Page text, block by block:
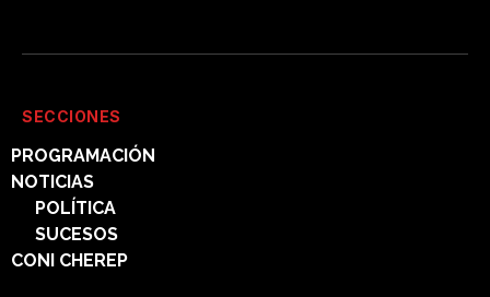
SECCIONES
PROGRAMACIÓN
NOTICIAS
POLÍTICA
SUCESOS
CONI CHEREP